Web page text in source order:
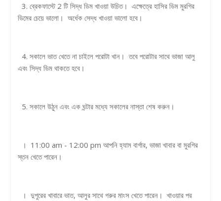
3. ব্রেকফাস্টে 2 টি সিদ্ধ ডিম খাওয়া উচিত। এক্ষেত্রে হাসির ডিম মুরগির
ডিমের চেয়ে ভালো। অর্ধেক সেদ্ধ খাওয়া ভালো হবে।
4. সকালে ভাত খেতে না চাইলে পরোটা খান। তবে পরোটার সাথে ভাজা আলু
এবং সিদ্ধ ডিম থাকতে হবে।
5. সকালে উঠুন এবং এক ঘন্টার মধ্যে সকালের নাস্তা শেষ করুন।
। 11:00 am - 12:00 pm আপনি হ্যাম বার্গার, ভাজা খাবার বা মুরগির
স্তন খেতে পারেন।
। দুপুরের খাবারে ভাত, আলুর সাথে গরুর মাংস খেতে পারেন। খাওয়ার পর